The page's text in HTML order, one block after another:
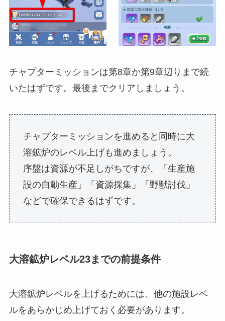
チャプターミッションは第8章か第9章辺りまで続
いたはずです。最後までクリアしましょう。
チャプターミッションを進めると同時に大
溶鉱炉のレベル上げも進めましょう。
序盤は資源が不足しがちですが、「生産施
設の自動生産」「資源採集」「野獣討伐」
などで確保できるはずです。
大溶鉱炉レベル23までの前提条件
大溶鉱炉レベルを上げるためには、他の施設レベ
ルをあらかじめ上げておく必要があります。